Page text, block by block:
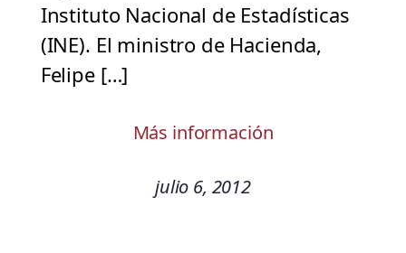
Instituto Nacional de Estadísticas
(INE). El ministro de Hacienda,
Felipe […]
Más información
julio 6, 2012